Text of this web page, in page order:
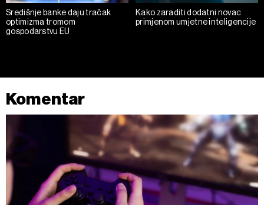
Središnje banke daju tračak
optimizma tromom
gospodarstvu EU
Kako zaraditi dodatni novac
primjenom umjetne inteligencije
Komentar